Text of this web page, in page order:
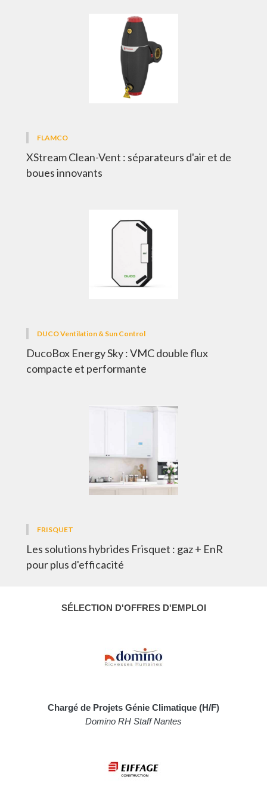
FLAMCO
XStream Clean-Vent : séparateurs d'air et de
boues innovants
DUCO Ventilation & Sun Control
DucoBox Energy Sky : VMC double flux
compacte et performante
FRISQUET
Les solutions hybrides Frisquet : gaz + EnR
pour plus d'efficacité
SÉLECTION D'OFFRES D'EMPLOI
Chargé de Projets Génie Climatique (H/F)
Domino RH Staff Nantes